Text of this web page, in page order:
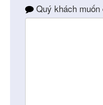
Quý khách